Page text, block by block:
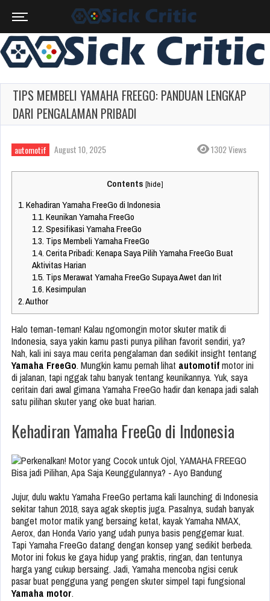
TIPS MEMBELI YAMAHA FREEGO: PANDUAN LENGKAP
DARI PENGALAMAN PRIBADI
automotif August 10, 2025 1302 Views
Contents [hide]
1.Kehadiran Yamaha FreeGo di Indonesia
1.1.Keunikan Yamaha FreeGo
1.2.Spesifikasi Yamaha FreeGo
1.3. Tips Membeli Yamaha FreeGo
1.4.Cerita Pribadi: Kenapa Saya Pilih Yamaha FreeGo Buat
Aktivitas Harian
1.5. Tips Merawat Yamaha FreeGo Supaya Awet dan Irit
1.6.Kesimpulan
2.Author
Halo teman-teman! Kalau ngomongin motor skuter matik di
Indonesia, saya yakin kamu pasti punya pilihan favorit sendiri, ya?
Nah, kali ini saya mau cerita pengalaman dan sedikit insight tentang
Yamaha FreeGo. Mungkin kamu pernah lihat automotifmotor ini
di jalanan, tapi nggak tahu banyak tentang keunikannya. Yuk, saya
ceritain dari awal gimana Yamaha FreeGo hadir dan kenapa jadi salah
satu pilihan skuter yang oke buat harian.
Kehadiran Yamaha FreeGo di Indonesia
Jujur, dulu waktu Yamaha FreeGo pertama kali launching di Indonesia
sekitar tahun 2018, saya agak skeptis juga. Pasalnya, sudah banyak
banget motor matik yang bersaing ketat, kayak Yamaha NMAX,
Aerox, dan Honda Vario yang udah punya basis penggemar kuat.
Tapi Yamaha FreeGo datang dengan konsep yang sedikit berbeda.
Motor ini fokus ke gaya hidup yang praktis, ringan, dan tentunya
harga yang cukup bersaing. Jadi, Yamaha mencoba ngisi ceruk
pasar buat pengguna yang pengen skuter simpel tapi fungsional
Yamaha motor.